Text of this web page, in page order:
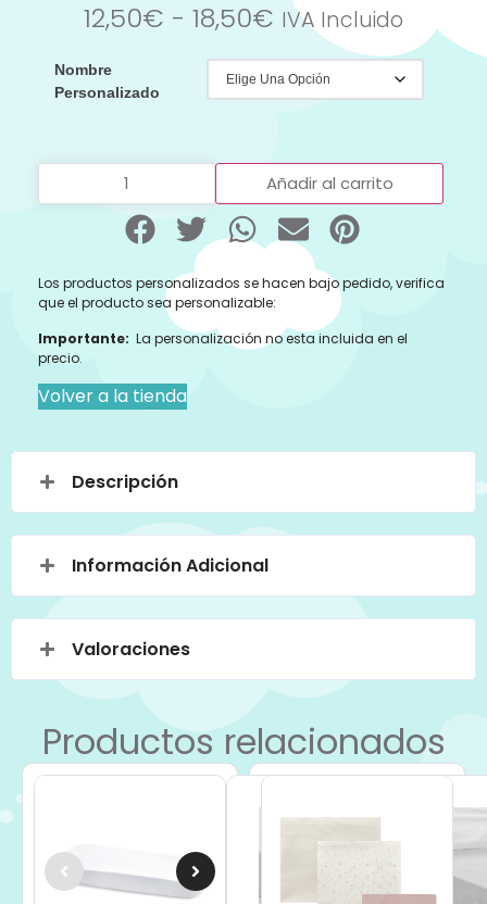
12,50€ - 18,50€ IVA Incluido
Nombre
Personalizado
Añadir al carrito
Los productos personalizados se hacen bajo pedido, verifica
que el producto sea personalizable:
Importante: La personalización no esta incluida en el
precio.
Volver a la tienda
Descripción
Información Adicional
Valoraciones
Productos relacionados